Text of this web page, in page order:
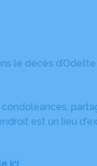
le décès
est un lieu